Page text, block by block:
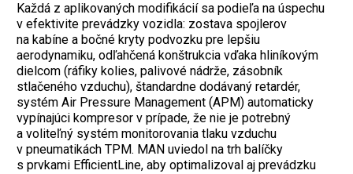
Každá z aplikovaných modifikácií sa podieľa na úspechu
v efektivite prevádzky vozidla: zostava spojlerov
na kabíne a bočné kryty podvozku pre lepšiu
aerodynamiku, odľahčená konštrukcia vďaka hliníkovým
dielcom (ráfiky kolies, palivové nádrže, zásobník
stlačeného vzduchu), štandardne dodávaný retardér,
systém Air Pressure Management (APM) automaticky
vypínajúci kompresor v prípade, že nie je potrebný
a voliteľný systém monitorovania tlaku vzduchu
v pneumatikách TPM. MAN uviedol na trh balíčky
s prvkami EfficientLine, aby optimalizoval aj prevádzku